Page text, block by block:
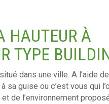
HAUTEUR À
TYPE
dans une ville. A l’aide
sa guise ou c’est vous qui
de l’environnement